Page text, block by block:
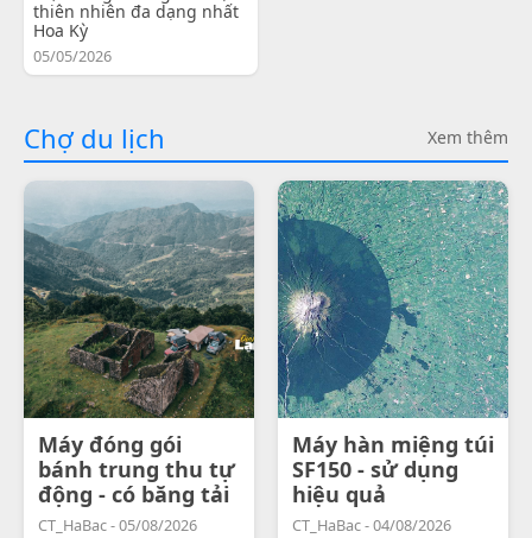
thiên nhiên đa dạng nhất
Hoa Kỳ
05/05/2026
Chợ du lịch Xem thêm
Máy đóng gói
bánh trung thu tự
động - có băng tải
CT_HaBac - 05/08/2026
Máy hàn miệng túi
SF150 - sử dụng
hiệu quả
CT_HaBac - 04/08/2026